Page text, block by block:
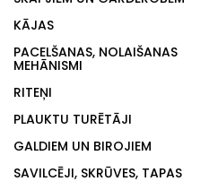
KĀJAS
PACELŠANAS, NOLAIŠANAS
MEHĀNISMI
RITEŅI
PLAUKTU TURĒTĀJI
GALDIEM UN BIROJIEM
SAVILCĒJI, SKRŪVES, TAPAS